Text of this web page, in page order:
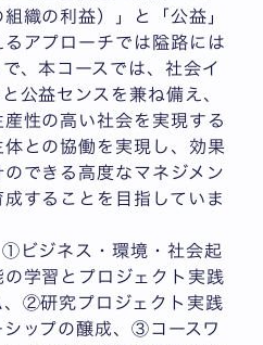
織の利益）」と「公益」
アプローチでは隘路には
、本コースでは、社会イ
公益センスを兼ね備え、
性の高い社会を実現する
との協働を実現し、効果
できる高度なマネジメン
することを目指していま
①ビジネス・環境・社会起
学習とプロジェクト実践
、②研究プロジェクト実践
ップの醸成、③コースワ